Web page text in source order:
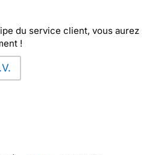
du service client, vous aurez
!